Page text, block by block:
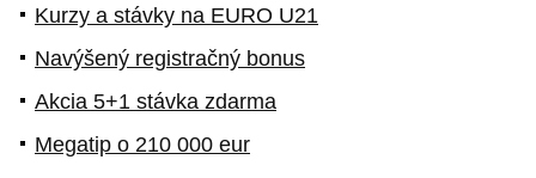
Kurzy a stávky na EURO U21
Navýšený registračný bonus
Akcia 5+1 stávka zdarma
Megatip o 210 000 eur